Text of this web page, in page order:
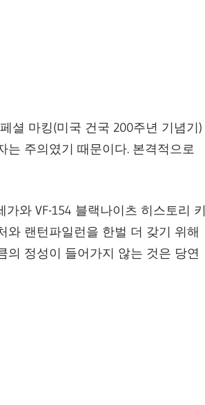
셜 마킹(미국 건국 200주년 기념기)
는 주의였기 때문이다. 본격적으로
와 VF-154 블랙나이츠 히스토리 키
와 랜턴파일런을 한벌 더 갖기 위해
의 정성이 들어가지 않는 것은 당연